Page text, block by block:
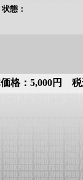
状態：
格：5,000円 税